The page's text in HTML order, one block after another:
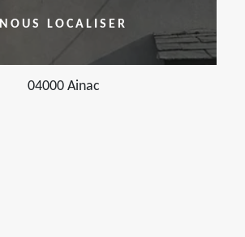
NOUS LOCALISER
04000 Ainac